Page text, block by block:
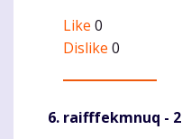
Like 0
Dislike 0
raifffekmnuq -